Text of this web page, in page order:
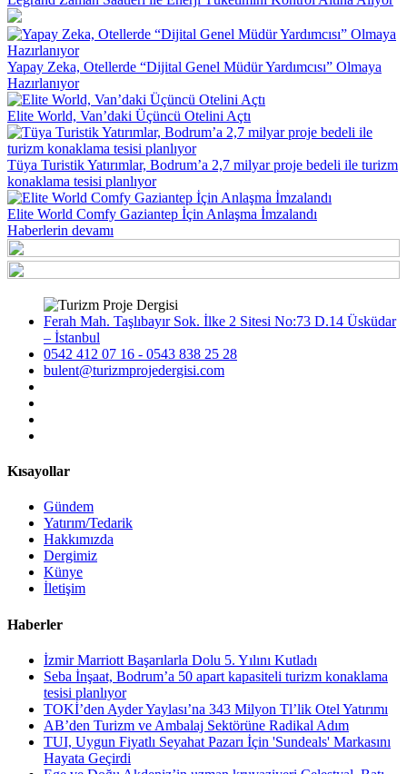
Yapay Zeka, Otellerde “Dijital Genel Müdür Yardımcısı” Olmaya
Hazırlanıyor
Elite World, Van’daki Üçüncü Otelini Açtı
Tüya Turistik Yatırımlar, Bodrum’a 2,7 milyar proje bedeli ile turizm
konaklama tesisi planlıyor
Elite World Comfy Gaziantep İçin Anlaşma İmzalandı
Haberlerin devamı
Ferah Mah. Taşlıbayır Sok. İlke 2 Sitesi No:73 D.14 Üsküdar
– İstanbul
0542 412 07 16 - 0543 838 25 28
bulent@turizmprojedergisi.com
Kısayollar
Gündem
Yatırım/Tedarik
Hakkımızda
Dergimiz
Künye
İletişim
Haberler
İzmir Marriott Başarılarla Dolu 5. Yılını Kutladı
Seba İnşaat, Bodrum’a 50 apart kapasiteli turizm konaklama
tesisi planlıyor
TOKİ’den Ayder Yaylası’na 343 Milyon Tl’lik Otel Yatırımı
AB’den Turizm ve Ambalaj Sektörüne Radikal Adım
TUI, Uygun Fiyatlı Seyahat Pazarı İçin 'Sundeals' Markasını
Hayata Geçirdi